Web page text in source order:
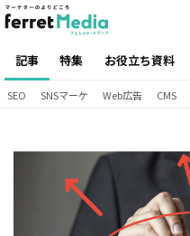
記事 特集 お役立ち資料
SEO SNSマーケ Web広告 CMS